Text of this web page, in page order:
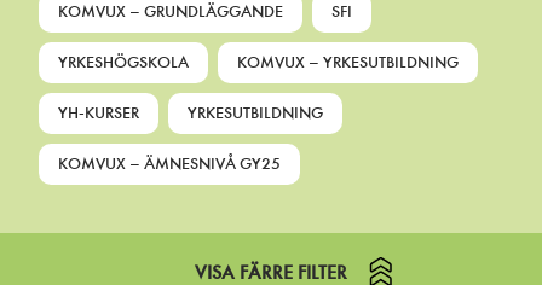
KOMVUX – GRUNDLÄGGANDE
SFI
YRKESHÖGSKOLA KOMVUX – YRKESUTBILDNING
YH-KURSER YRKESUTBILDNING
KOMVUX – ÄMNESNIVÅ GY25
VISA FÄRRE FILTER